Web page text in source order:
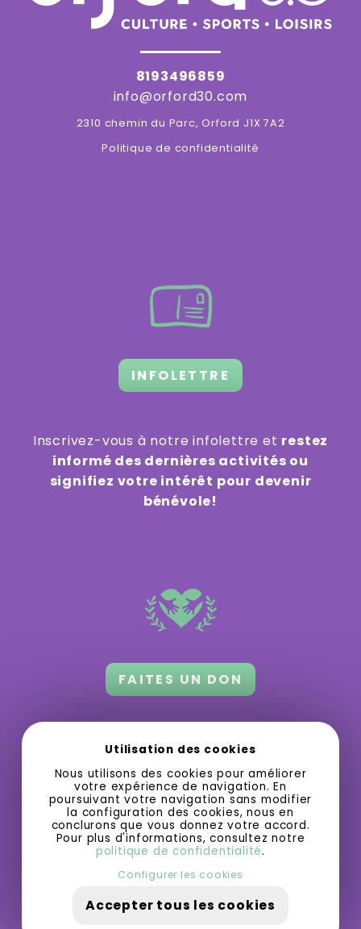
8193496859
info@orford30.com
2310 chemin du Parc, Orford J1X 7A2
Politique de confidentialité
INFOLETTRE
Inscrivez-vous à notre infolettre et restez
informé des dernières activités ou
signifiez votre intérêt pour devenir
bénévole!
FAITES UN DON
Orford 3.0 a besoin de votre appui
grandir et offrir des activités gratuites
ou à bas prix.
Utilisation des cookies
Nous utilisons des cookies pour améliorer
votre expérience de navigation. En
poursuivant votre navigation sans modifier
la configuration des cookies, nous en
conclurons que vous donnez votre accord.
Pour plus d'informations, consultez notre
politique de confidentialité.
Configurer les cookies
Accepter tous les cookies